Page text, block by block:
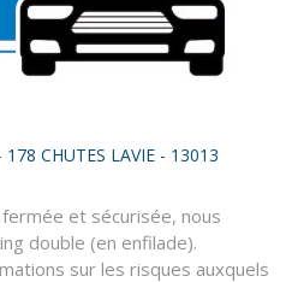
CHUTES LAVIE - 13013
et sécurisée, nous
double (en enfilade).
sur les risques auxquels